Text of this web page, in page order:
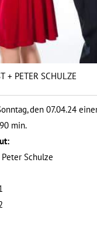
+ PETER SCHULZE
den 07.04.24
min.
Schulze